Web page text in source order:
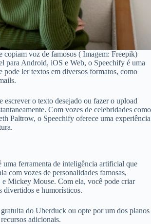
copiam voz de famosos ( Imagem: Freepik)
para Android, iOS e Web, o Speechify é uma
pode ler textos em diversos formatos, como
escrever o texto desejado ou fazer o upload
Com vozes de celebridades como
Paltrow, o Speechify oferece uma experiência
ferramenta de inteligência artificial que
com vozes de personalidades famosas,
Mickey Mouse. Com ela, você pode criar
divertidos e humorísticos.
do Uberduck ou opte por um dos planos
adicionais.